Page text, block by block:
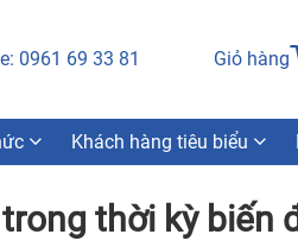
0961 69 33 81 Giỏ hàng
Khách hàng tiêu biểu
thời kỳ biến